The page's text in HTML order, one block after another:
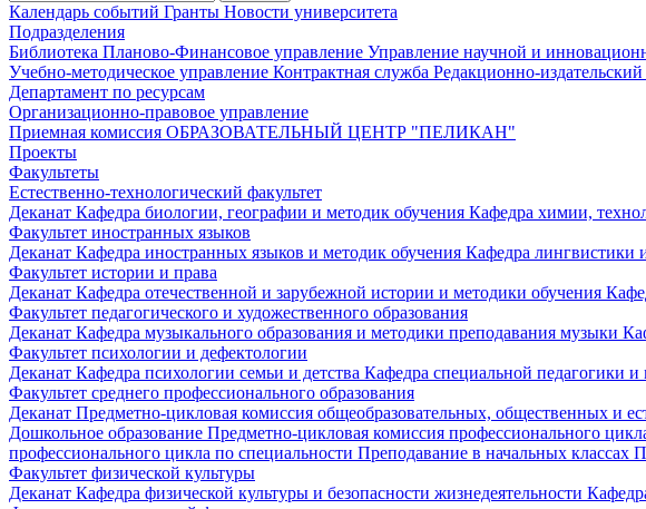
Календарь событий Гранты Новости университета
Подразделения
Библиотека Планово-Финансовое управление Управление научной и
Учебно-методическое управление Контрактная служба Редакционно-
Департамент по ресурсам
Организационно-правовое управление
Приемная комиссия ОБРАЗОВАТЕЛЬНЫЙ ЦЕНТР "ПЕЛИКАН"
Проекты
Факультеты
Естественно-технологический факультет
Деканат Кафедра биологии, географии и методик обучения Кафедра химии,
Факультет иностранных языков
Деканат Кафедра иностранных языков и методик обучения Кафедра лингвистики
Факультет истории и права
Деканат Кафедра отечественной и зарубежной истории и методики обучения
Факультет педагогического и художественного образования
Деканат Кафедра музыкального образования и методики преподавания музыки
Факультет психологии и дефектологии
Деканат Кафедра психологии семьи и детства Кафедра специальной педагогики
Факультет среднего профессионального образования
Деканат Предметно-цикловая комиссия общеобразовательных, общественных и
Дошкольное образование Предметно-цикловая комиссия профессионального
профессионального цикла по специальности Преподавание в начальных классах
Факультет физической культуры
Деканат Кафедра физической культуры и безопасности жизнедеятельности